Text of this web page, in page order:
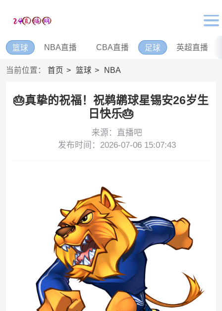
篮球 NBA直播 CBA直播 足球 英超直播
当前位置： 首页 篮球 NBA
🎂真挚的祝福！祝鹈鹕球星锡安26岁生
日快乐🎂
来源：直播吧
发布时间：2026-07-06 15:07:43